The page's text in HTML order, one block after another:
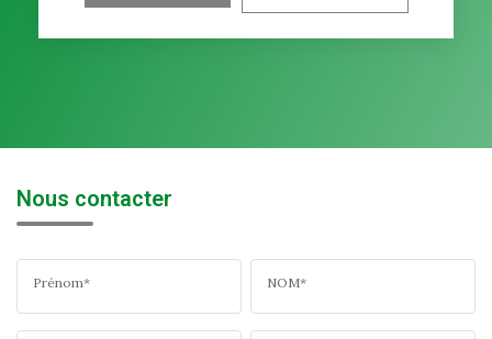
Nous contacter
Prénom* NOM*